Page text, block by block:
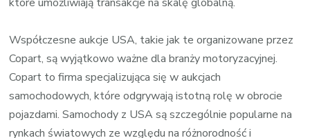
który
trzeba
Współczesne aukcje USA, takie jak te organizowane przez
Copart, są wyjątkowo ważne dla branży motoryzacyjnej.
Copart to firma specjalizująca się w aukcjach
samochodowych, które odgrywają istotną rolę w obrocie
pojazdami. Samochody z USA są szczególnie popularne na
rynkach światowych ze względu na różnorodność i